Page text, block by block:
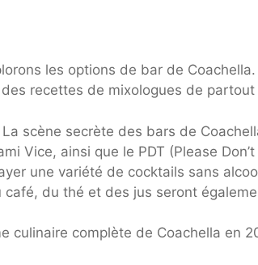
les options de bar de
recettes de mixologues de partout
scène secrète des bars de
Vice, ainsi que le PDT (Please
une variété de cocktails sans
café, du thé et des jus seront
culinaire complète de Coachella en